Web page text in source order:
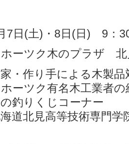
7日(土)・8日(日) 9：
ホーツク木のプラザ
家・作り手による木製
ク有名木工業者の
くじコーナー
見高等技術専門学